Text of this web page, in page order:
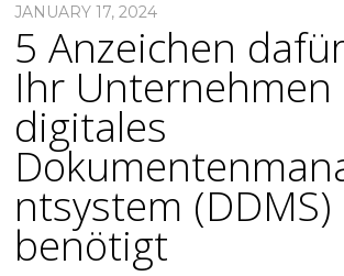
JANUARY 17, 2024
5 Anzeichen
Ihr Unternehmen
digitales
ntsystem (DDMS)
benötigt